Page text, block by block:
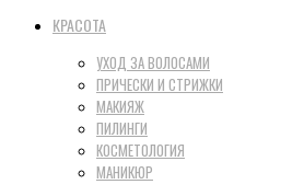
КРАСОТА
УХОД ЗА ВОЛОСАМИ
ПРИЧЕСКИ И СТРИЖКИ
МАКИЯЖ
ПИЛИНГИ
КОСМЕТОЛОГИЯ
МАНИКЮР